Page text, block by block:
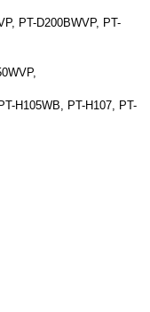
PT-D200BWVP, PT-
H105WB, PT-H107, PT-